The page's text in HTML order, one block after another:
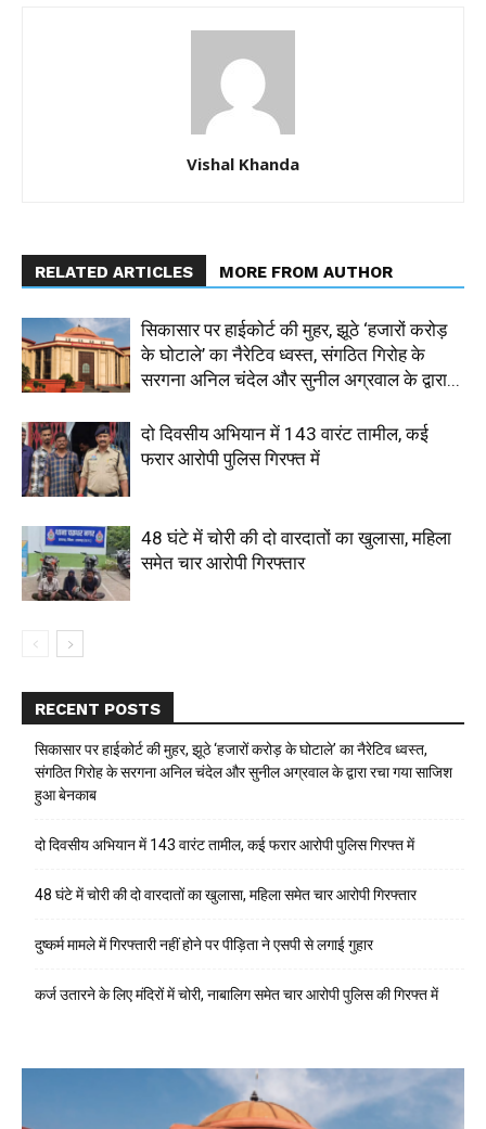
Vishal Khanda
RELATED ARTICLES MORE FROM AUTHOR
सिकासार पर हाईकोर्ट की मुहर, झूठे ‘हजारों करोड़
के घोटाले’ का नैरेटिव ध्वस्त, संगठित गिरोह के
सरगना अनिल चंदेल और सुनील अग्रवाल के द्वारा...
दो दिवसीय अभियान में 143 वारंट तामील, कई
फरार आरोपी पुलिस गिरफ्त में
48 घंटे में चोरी की दो वारदातों का खुलासा, महिला
समेत चार आरोपी गिरफ्तार
RECENT POSTS
सिकासार पर हाईकोर्ट की मुहर, झूठे ‘हजारों करोड़ के घोटाले’ का नैरेटिव ध्वस्त,
संगठित गिरोह के सरगना अनिल चंदेल और सुनील अग्रवाल के द्वारा रचा गया साजिश
हुआ बेनकाब
दो दिवसीय अभियान में 143 वारंट तामील, कई फरार आरोपी पुलिस गिरफ्त में
48 घंटे में चोरी की दो वारदातों का खुलासा, महिला समेत चार आरोपी गिरफ्तार
दुष्कर्म मामले में गिरफ्तारी नहीं होने पर पीड़िता ने एसपी से लगाई गुहार
कर्ज उतारने के लिए मंदिरों में चोरी, नाबालिग समेत चार आरोपी पुलिस की गिरफ्त में